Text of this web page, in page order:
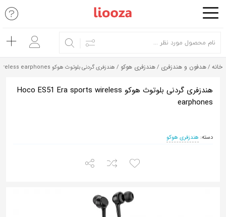
اشتراک
با
از
روش‌های
خانه /هدفون و هندزفری /هندزفری هوکو / هندزفری گردنی بلوتوث هوکو Hoco ES51 Era sports wireless earphones
هندزفری گردنی بلوتوث هوکو Hoco ES51 Era sports wireless
earphones
دسته: هندزفری هوکو